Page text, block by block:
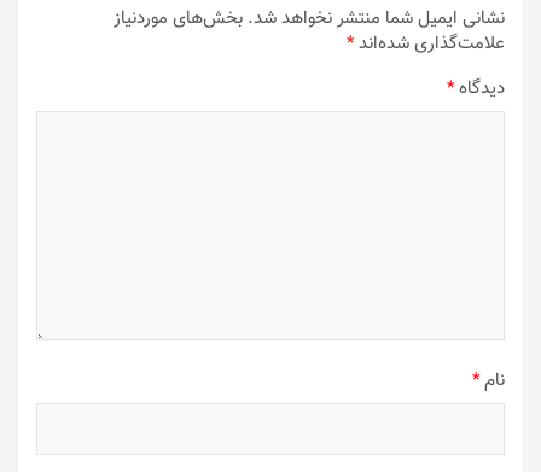
نشانی ایمیل شما منتشر نخواهد شد. بخش‌های موردنیاز
علامت‌گذاری شده‌اند*
دیدگاه*
نام*